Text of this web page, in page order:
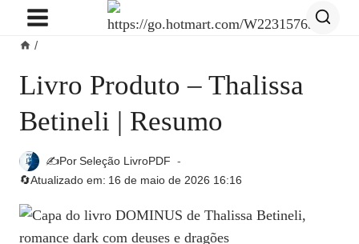
Pular
Conteúdo
/
Livro Produto – Thalissa
Betineli | Resumo
✍️PorSeleção LivroPDF
🔄Atualizado em: 16 de maio de 2026 16:16